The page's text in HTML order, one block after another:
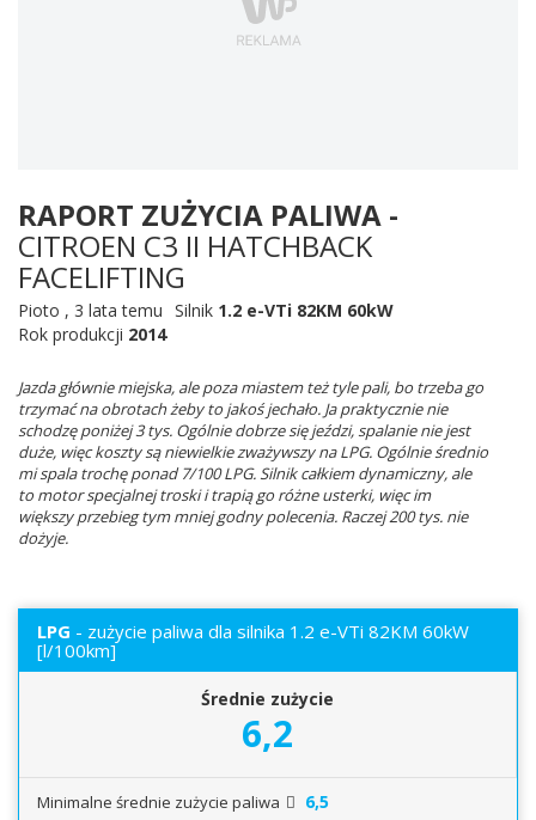
RAPORT ZUŻYCIA PALIWA -
CITROEN C3 II HATCHBACK
FACELIFTING
Pioto , 3 lata temu Silnik 1.2 e-VTi 82KM 60kW
Rok produkcji 2014
Jazda głównie miejska, ale poza miastem też tyle pali, bo trzeba go
trzymać na obrotach żeby to jakoś jechało. Ja praktycznie nie
schodzę poniżej 3 tys. Ogólnie dobrze się jeździ, spalanie nie jest
duże, więc koszty są niewielkie zważywszy na LPG. Ogólnie średnio
mi spala trochę ponad 7/100 LPG. Silnik całkiem dynamiczny, ale
to motor specjalnej troski i trapią go różne usterki, więc im
większy przebieg tym mniej godny polecenia. Raczej 200 tys. nie
dożyje.
LPG - zużycie paliwa dla silnika 1.2 e-VTi 82KM 60kW
[l/100km]
Średnie zużycie
6,2
Minimalne średnie zużycie paliwa 6,5